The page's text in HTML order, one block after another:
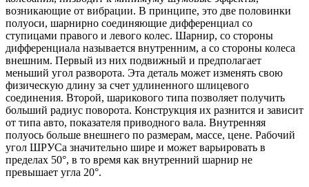
возникающие от вибрации. В принципе, это две половинки
полуоси, шарнирно соединяющие дифференциал со
ступицами правого и левого колес. Шарнир, со стороны
дифференциала называется внутренним, а со стороны колеса
внешним. Первый из них подвижный и предполагает
меньший угол разворота. Эта деталь может изменять свою
физическую длину за счет удлиненного шлицевого
соединения. Второй, шарикового типа позволяет получить
больший радиус поворота. Конструкция их разнится и зависит
от типа авто, показателя приводного вала. Внутренняя
полуось больше внешнего по размерам, массе, цене. Рабочий
угол ШРУСа значительно шире и может варьировать в
пределах 50°, в то время как внутренний шарнир не
превышает угла 20°.